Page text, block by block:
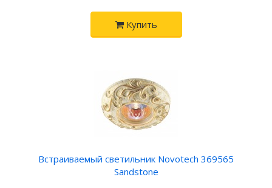
Купить
Встраиваемый светильник Novotech 369565
Sandstone